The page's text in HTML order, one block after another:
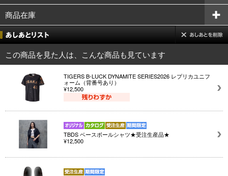
商品在庫
この商品を見た人は、こんな商品も見ています
TIGERS B-LUCK DYNAMITE SERIES2026 レプリカユニフ
ォーム（背番号あり）
¥12,500
TBDS ベースボールシャツ★受注生産品★
¥12,500